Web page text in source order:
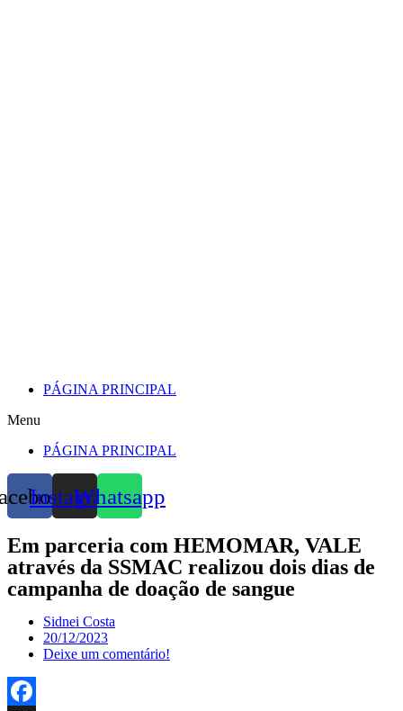
PÁGINA PRINCIPAL
Menu
PÁGINA PRINCIPAL
InstagramWhatsapp
Em parceria com HEMOMAR, VALE
através da SSMAC realizou dois dias de
campanha de doação de sangue
Sidnei Costa
20/12/2023
Deixe um comentário!